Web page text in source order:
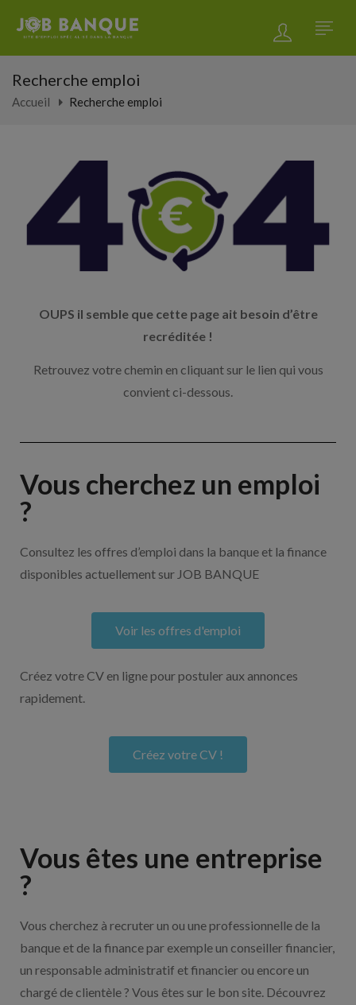
Recherche emploi
Accueil Recherche emploi
OUPS il semble que cette page ait besoin d’être
recréditée !
Retrouvez votre chemin en cliquant sur le lien qui vous
convient ci-dessous.
Vous cherchez un emploi
?
Consultez les offres d’emploi dans la banque et la finance
disponibles actuellement sur JOB BANQUE
Voir les offres d'emploi
Créez votre CV en ligne pour postuler aux annonces
rapidement.
Créez votre CV !
Vous êtes une entreprise
?
Vous cherchez à recruter un ou une professionnelle de la
banque et de la finance par exemple un conseiller financier,
un responsable administratif et financier ou encore un
chargé de clientèle ? Vous êtes sur le bon site. Découvrez